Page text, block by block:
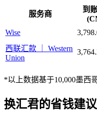
服务商
到
Wise
西联汇款 ｜ Western
Union
*以上数据基于10,000墨西
换汇君的省钱建议